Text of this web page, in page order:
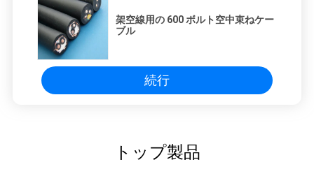
PRIVACY
POLICY
架空線用の 600 ボルト空中束ねケー
ブル
続行
トップ製品